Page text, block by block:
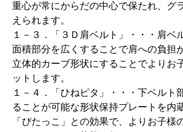
重心が常にからだの中心で保たれ、グ
えられます。
１－３．「３Ｄ肩ベルト」・・・肩ベ
面積部分を広くすることで肩への負担
立体的カーブ形状にすることでよりお
ットします。
１－４．「ひねピタ」・・・下ベルト
ることが可能な形状保持プレートを内
「ぴたっこ」との効果で、よりお子様